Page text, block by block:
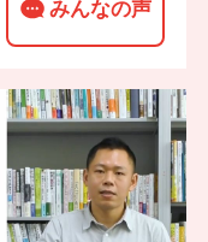
みんなの声